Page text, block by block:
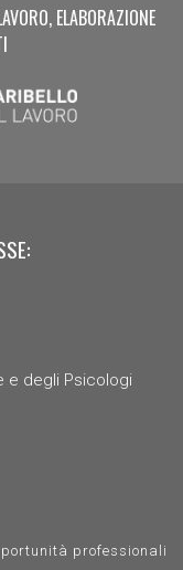
ELABORAZIONE
e degli Psicologi
professionali